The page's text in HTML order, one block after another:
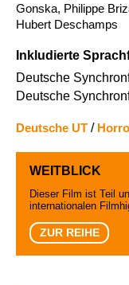
Gonska, Philippe
Hubert Deschamps
Inkludierte
Deutsche
Deutsche
Deutsche UT /
WEITBLICK
Dieser Film ist Teil
internationalen
ZUR REIHE